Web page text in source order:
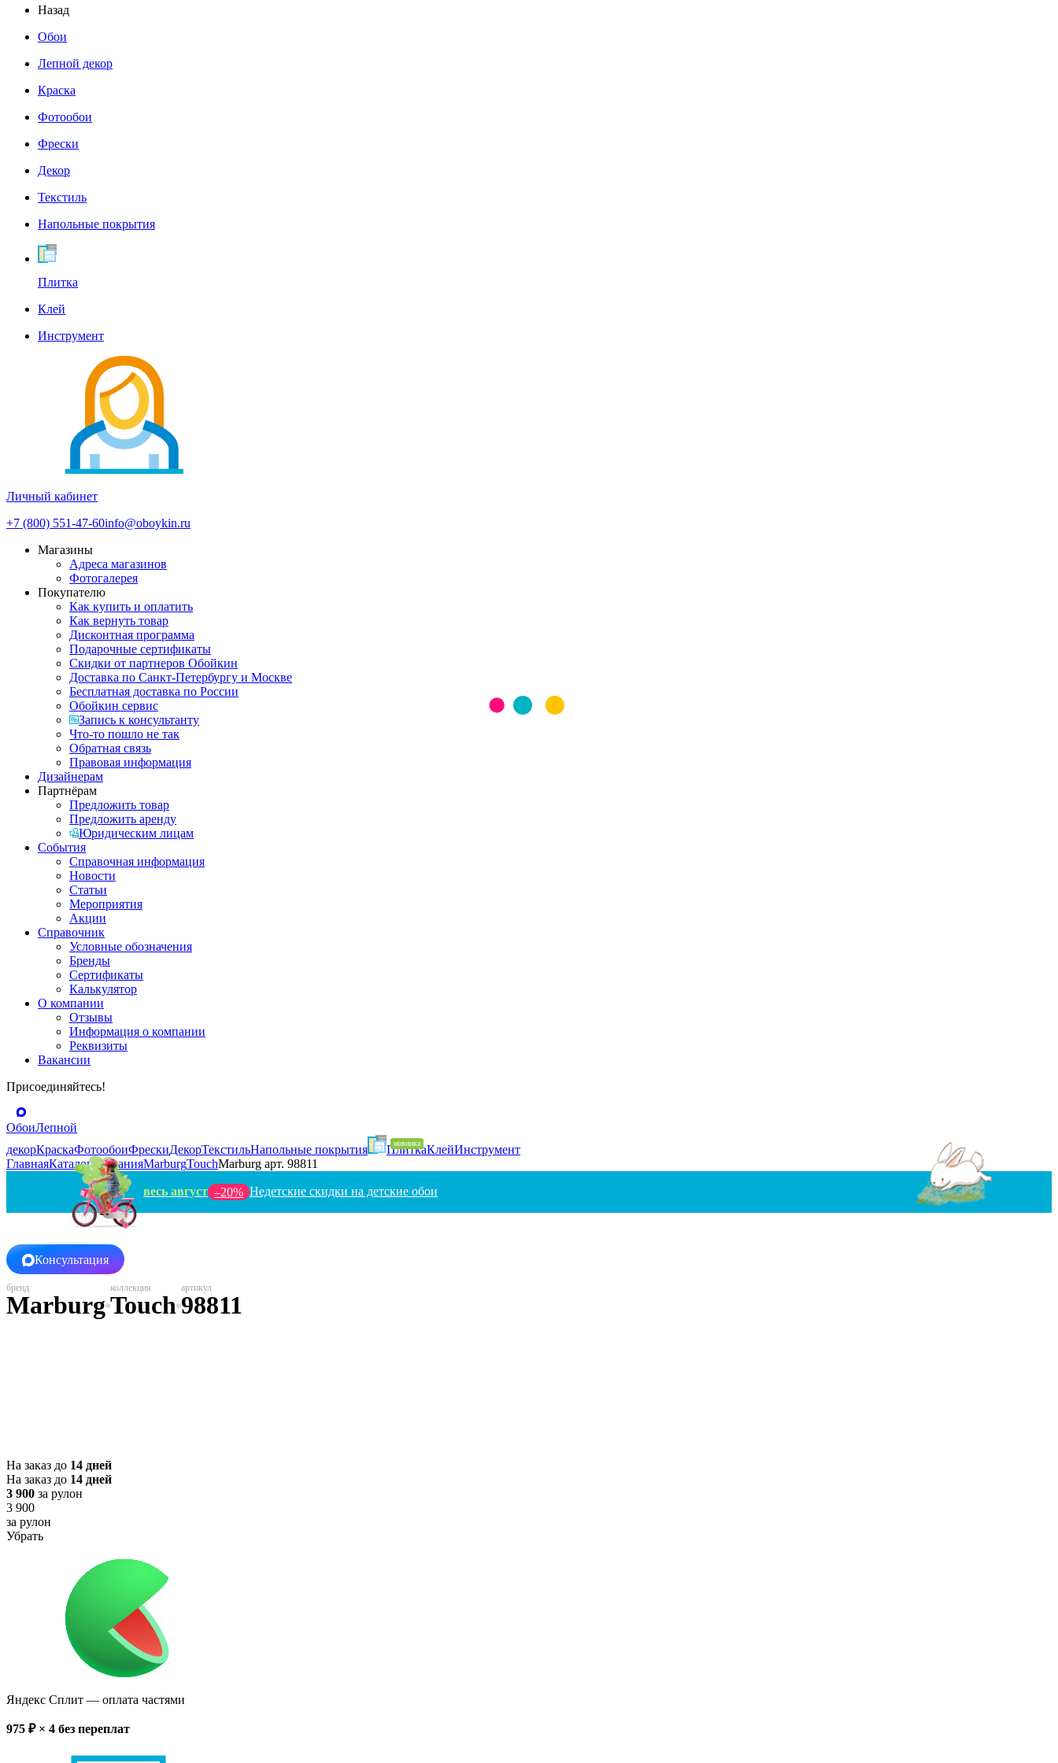
Назад
Обои
Лепной декор
Краска
Фотообои
Фрески
Декор
Текстиль
Напольные покрытия
Плитка
Клей
Инструмент
Личный кабинет
+7 (800) 551-47-60info@oboykin.ru
Магазины
Адреса магазинов
Фотогалерея
Покупателю
Как купить и оплатить
Как вернуть товар
Дисконтная программа
Подарочные сертификаты
Скидки от партнеров Обойкин
Доставка по Санкт-Петербургу и Москве
Бесплатная доставка по России
Обойкин сервис
Запись к консультанту
Что-то пошло не так
Обратная связь
Правовая информация
Дизайнерам
Партнёрам
Предложить товар
Предложить аренду
Юридическим лицам
События
Справочная информация
Новости
Статьи
Мероприятия
Акции
Справочник
Условные обозначения
Бренды
Сертификаты
Калькулятор
О компании
Отзывы
Информация о компании
Реквизиты
Вакансии
Присоединяйтесь!
ОбоиЛепной
декорКраскаФотообоиФрескиДекорТекстильНапольные покрытия ПлиткаКлейИнструмент
ГлавнаяКаталогГерманияMarburgTouchMarburg арт. 98811
весь август –20% Недетские скидки на детские обои
Консультация
MarburgTouch98811
На заказ до 14 дней
На заказ до 14 дней
3 900 за рулон
3 900
за рулон
Убрать
Яндекс Сплит — оплата частями
975 ₽ × 4 без переплат